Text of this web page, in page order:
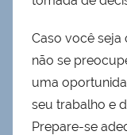
Caso você seja
não se
uma
seu trabalho e
Prepare-se